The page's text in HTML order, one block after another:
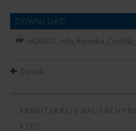
DOWNLOAD
Zurück
ARBEITSKREIS
ATEC